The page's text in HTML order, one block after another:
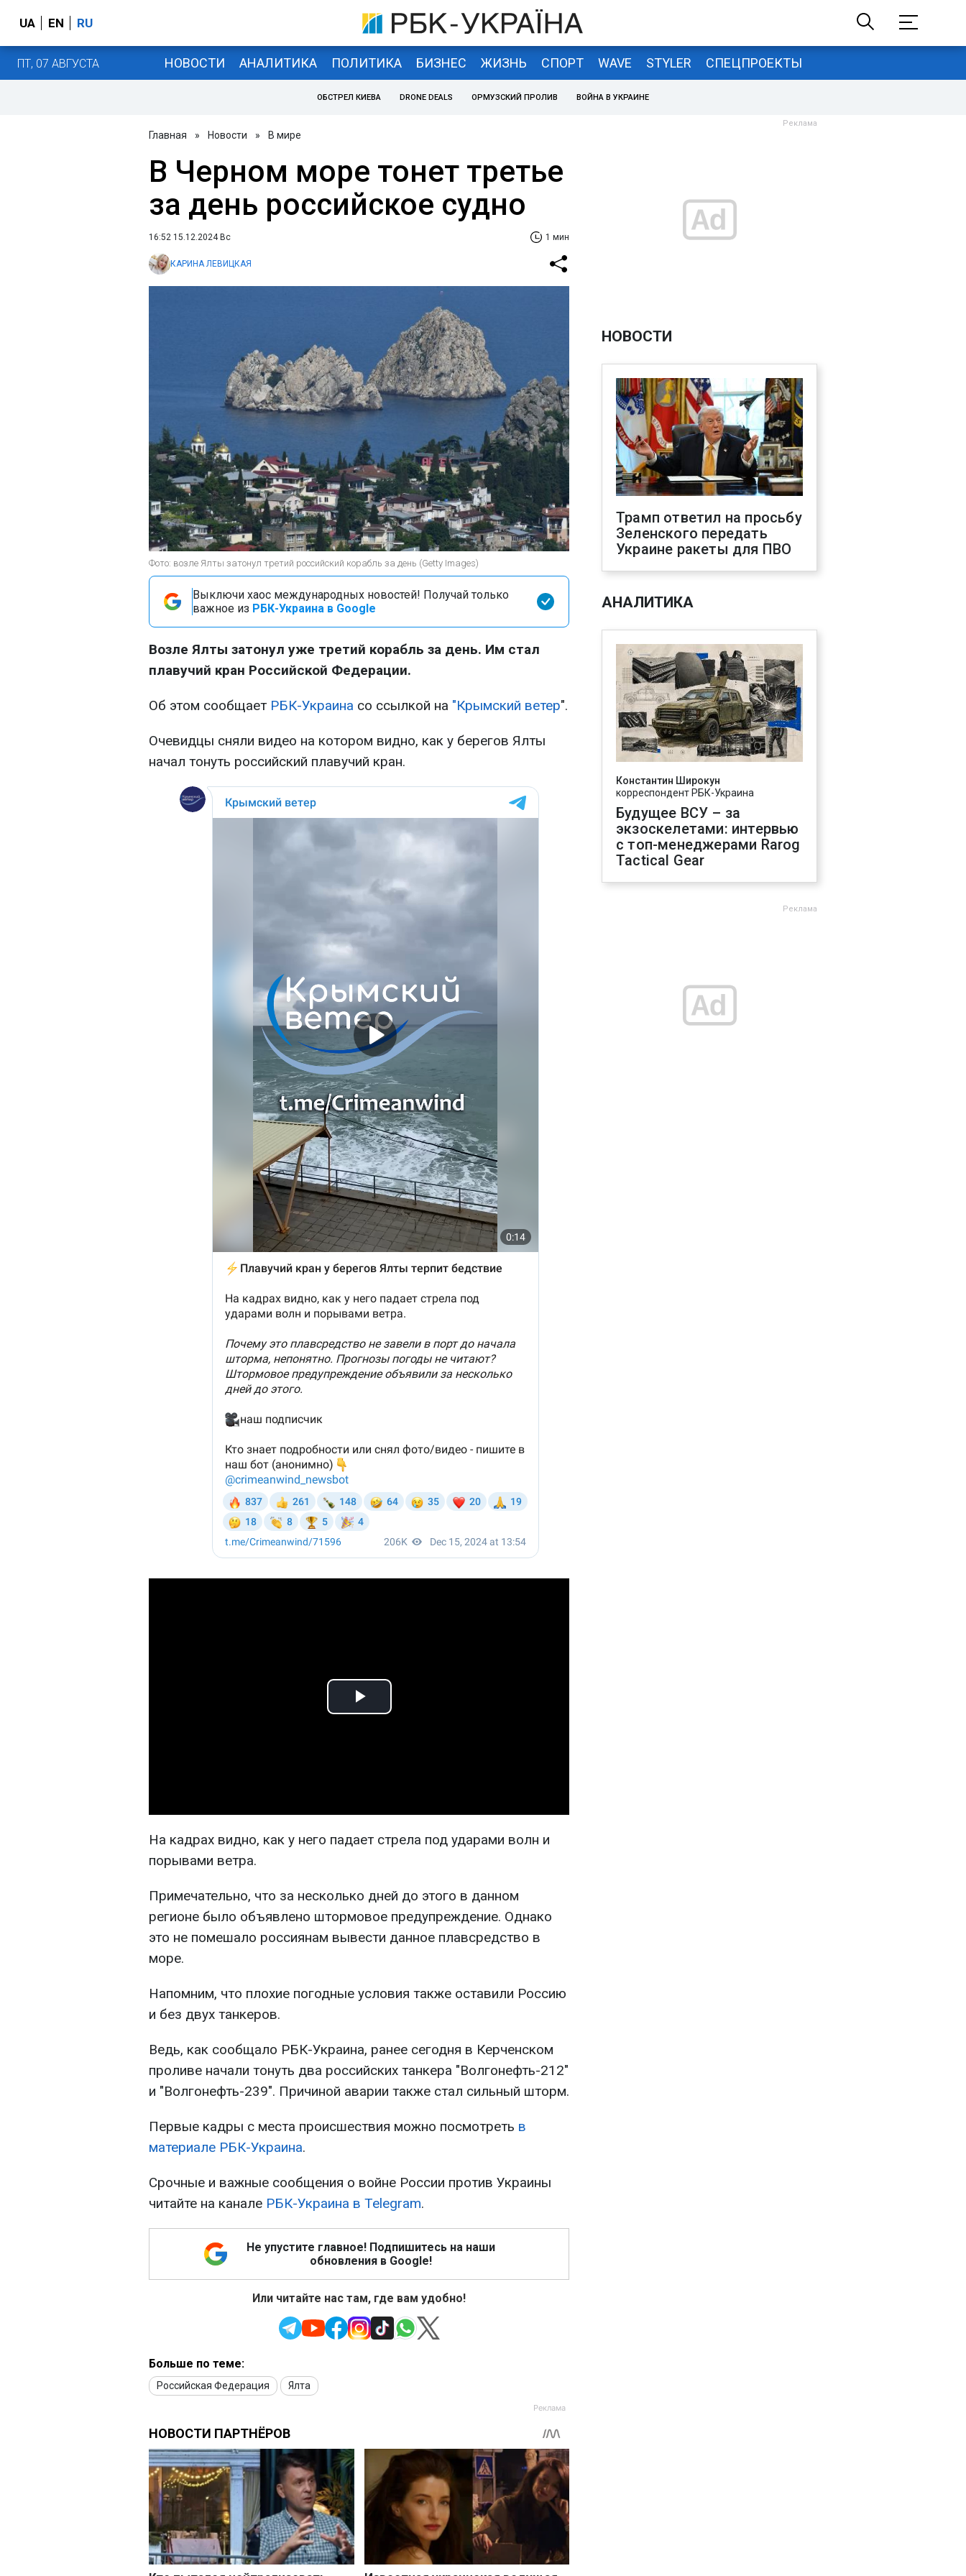
UA EN RU
ПТ, 07 АВГУСТА НОВОСТИ АНАЛИТИКА ПОЛИТИКА БИЗНЕС ЖИЗНЬ СПОРТ WAVE STYLER СПЕЦПРОЕКТЫ
ОБСТРЕЛ КИЕВА DRONE DEALS ОРМУЗСКИЙ ПРОЛИВ ВОЙНА В УКРАИНЕ
Главная » Новости » В мире
В Черном море тонет третье
за день российское судно
16:52 15.12.2024 Вс 1 мин
КАРИНА ЛЕВИЦКАЯ
Фото: возле Ялты затонул третий российский корабль за день (Getty Images)
Выключи хаос международных новостей! Получай только
важное из РБК-Украина в Google
Возле Ялты затонул уже третий корабль за день. Им стал
плавучий кран Российской Федерации.
Об этом сообщает РБК-Украина со ссылкой на "Крымский ветер".
Очевидцы сняли видео на котором видно, как у берегов Ялты
начал тонуть российский плавучий кран.
Play
На кадрах видно, как у него падает стрела под ударами волн и
порывами ветра.
Примечательно, что за несколько дней до этого в данном
регионе было объявлено штормовое предупреждение. Однако
это не помешало россиянам вывести данное плавсредство в
море.
Напомним, что плохие погодные условия также оставили Россию
и без двух танкеров.
Ведь, как сообщало РБК-Украина, ранее сегодня в Керченском
проливе начали тонуть два российских танкера "Волгонефть-212"
и "Волгонефть-239". Причиной аварии также стал сильный шторм.
Первые кадры с места происшествия можно посмотреть в
материале РБК-Украина.
Срочные и важные сообщения о войне России против Украины
читайте на канале РБК-Украина в Telegram.
Не упустите главное! Подпишитесь на наши
обновления в Google!
Или читайте нас там, где вам удобно!
Больше по теме:
Российская Федерация Ялта
НОВОСТИ
Трамп ответил на просьбу
Зеленского передать
Украине ракеты для ПВО
АНАЛИТИКА
Константин Широкун
корреспондент РБК-Украина
Будущее ВСУ – за
экзоскелетами: интервью
с топ-менеджерами Rarog
Tactical Gear